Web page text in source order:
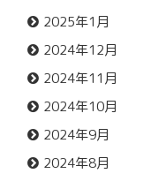
2025年1月
2024年12月
2024年11月
2024年10月
2024年9月
2024年8月